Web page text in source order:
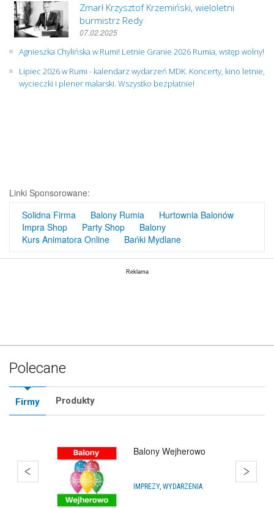
Zmarł Krzysztof Krzemiński, wieloletni
burmistrz Redy
07.02.2025
Agnieszka Chylińska w Rumi! Letnie Granie 2026 Rumia, wstęp wolny!
Lipiec 2026 w Rumi - kalendarz wydarzeń MDK. Koncerty, kino letnie,
wycieczki i plener malarski. Wszystko bezpłatnie!
Linki Sponsorowane:
Solidna Firma
Balony Rumia
Hurtownia Balonów
Impra Shop
Party Shop
Balony
Kurs Animatora Online
Bańki Mydlane
Polecane
Firmy Produkty
Balony Wejherowo
IMPREZY, WYDARZENIA